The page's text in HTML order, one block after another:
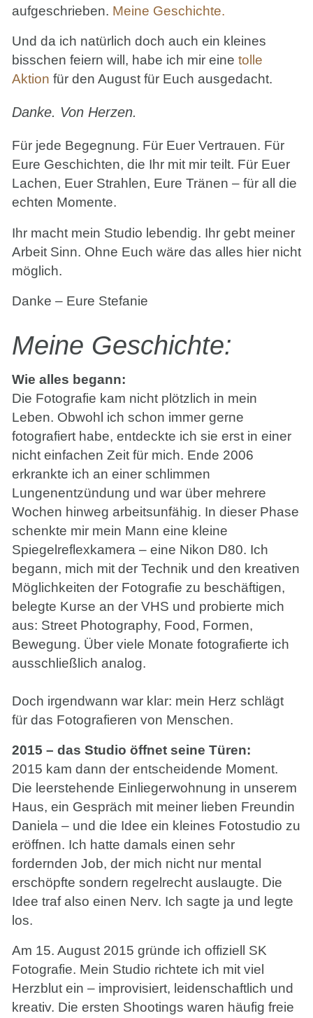
aufgeschrieben. Meine Geschichte.
Und da ich natürlich doch auch ein kleines
bisschen feiern will, habe ich mir eine tolle
Aktion für den August für Euch ausgedacht.
Danke. Von Herzen.
Für jede Begegnung. Für Euer Vertrauen. Für
Eure Geschichten, die Ihr mit mir teilt. Für Euer
Lachen, Euer Strahlen, Eure Tränen – für all die
echten Momente.
Ihr macht mein Studio lebendig. Ihr gebt meiner
Arbeit Sinn. Ohne Euch wäre das alles hier nicht
möglich.
Danke – Eure Stefanie
Meine Geschichte:
Wie alles begann:
Die Fotografie kam nicht plötzlich in mein
Leben. Obwohl ich schon immer gerne
fotografiert habe, entdeckte ich sie erst in einer
nicht einfachen Zeit für mich. Ende 2006
erkrankte ich an einer schlimmen
Lungenentzündung und war über mehrere
Wochen hinweg arbeitsunfähig. In dieser Phase
schenkte mir mein Mann eine kleine
Spiegelreflexkamera – eine Nikon D80. Ich
begann, mich mit der Technik und den kreativen
Möglichkeiten der Fotografie zu beschäftigen,
belegte Kurse an der VHS und probierte mich
aus: Street Photography, Food, Formen,
Bewegung. Über viele Monate fotografierte ich
ausschließlich analog.
Doch irgendwann war klar: mein Herz schlägt
für das Fotografieren von Menschen.
2015 – das Studio öffnet seine Türen:
2015 kam dann der entscheidende Moment.
Die leerstehende Einliegerwohnung in unserem
Haus, ein Gespräch mit meiner lieben Freundin
Daniela – und die Idee ein kleines Fotostudio zu
eröffnen. Ich hatte damals einen sehr
fordernden Job, der mich nicht nur mental
erschöpfte sondern regelrecht auslaugte. Die
Idee traf also einen Nerv. Ich sagte ja und legte
los.
Am 15. August 2015 gründe ich offiziell SK
Fotografie. Mein Studio richtete ich mit viel
Herzblut ein – improvisiert, leidenschaftlich und
kreativ. Die ersten Shootings waren häufig freie